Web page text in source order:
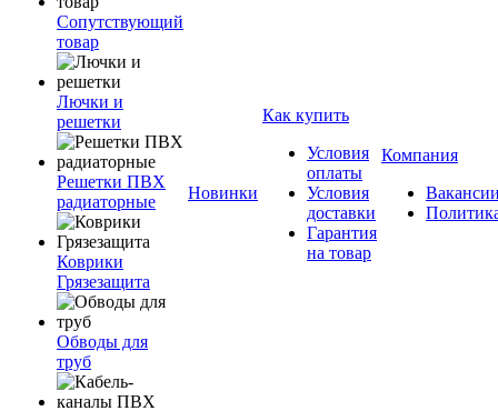
Сопутствующий
товар
Лючки и
решетки
Решетки ПВХ
радиаторные
Коврики
Грязезащита
Обводы для
труб
Новинки
Как купить
Условия
оплаты
Условия
доставки
Гарантия
на товар
Компания